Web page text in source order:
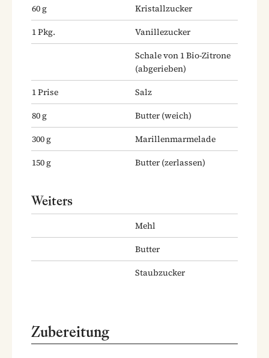
60g
Kristallzucker
1Pkg.
Vanillezucker
Schale von 1 Bio-Zitrone
(abgerieben)
1Prise
Salz
80g Butter (weich)
300g
Marillenmarmelade
150g Butter (zerlassen)
Weiters
Mehl
Butter
Staubzucker
Zubereitung